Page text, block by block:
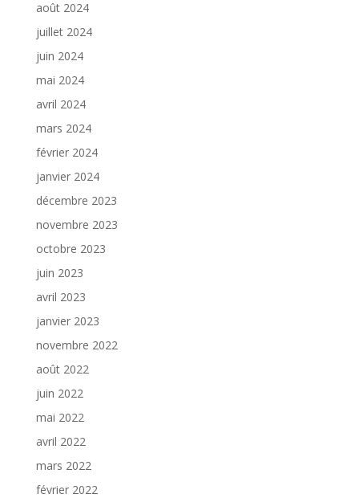
août 2024
juillet 2024
juin 2024
mai 2024
avril 2024
mars 2024
février 2024
janvier 2024
décembre 2023
novembre 2023
octobre 2023
juin 2023
avril 2023
janvier 2023
novembre 2022
août 2022
juin 2022
mai 2022
avril 2022
mars 2022
février 2022